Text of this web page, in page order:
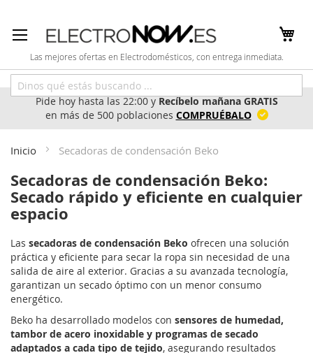
al
contenido
Las mejores ofertas en Electrodomésticos, con entrega inmediata.
Pide hoy hasta las 22:00 yRecíbelo mañana GRATIS
en más de 500 poblaciones COMPRUÉBALO
Inicio Secadoras de condensación Beko
Secadoras de condensación Beko:
Secado rápido y eficiente en cualquier
espacio
Las secadoras de condensación Beko ofrecen una solución
práctica y eficiente para secar la ropa sin necesidad de una
salida de aire al exterior. Gracias a su avanzada tecnología,
garantizan un secado óptimo con un menor consumo
energético.
Beko ha desarrollado modelos con sensores de humedad,
tambor de acero inoxidable y programas de secado
adaptados a cada tipo de tejido, asegurando resultados